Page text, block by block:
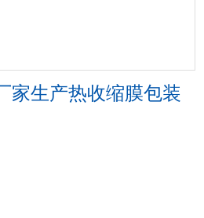
家生产热收缩膜包装